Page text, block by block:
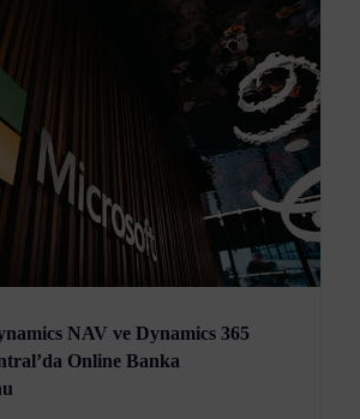
NAV ve Dynamics 365
Online Banka